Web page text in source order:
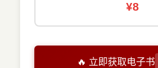
¥8
🔥 立即获取电子书